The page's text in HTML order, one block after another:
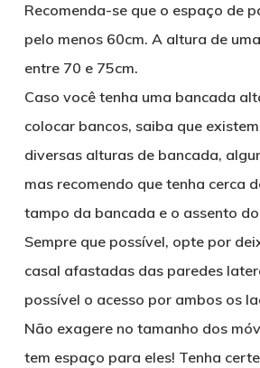
Recomenda-se que o espaço de
pelo menos 60cm. A altura de
entre 70 e 75cm.
Caso você tenha uma bancada
colocar bancos, saiba que
diversas alturas de bancada,
mas recomendo que tenha cerca
tampo da bancada e o assento
Sempre que possível, opte por
casal afastadas das paredes
possível o acesso por ambos os
Não exagere no tamanho dos
tem espaço para eles! Tenha